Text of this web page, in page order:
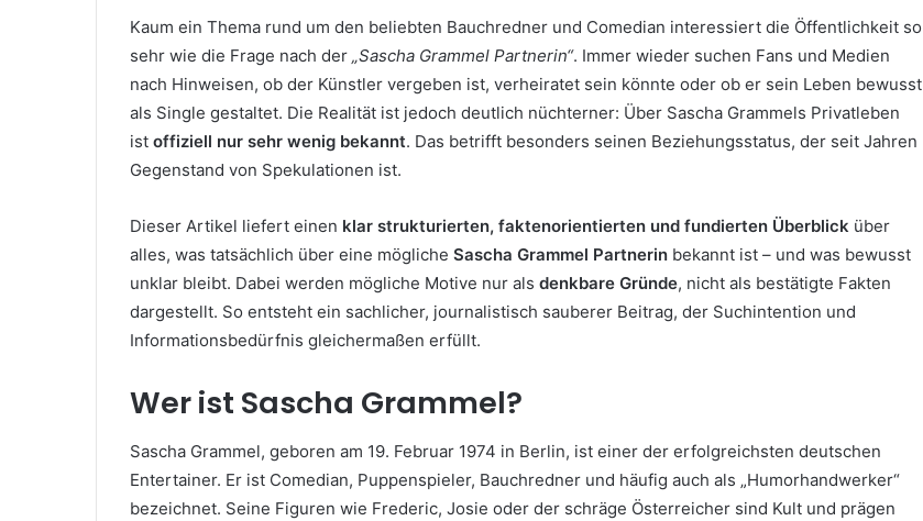
Kaum ein Thema rund um den beliebten Bauchredner und Comedian interessiert die Öffentlichkeit so
sehr wie die Frage nach der „Sascha Grammel Partnerin“. Immer wieder suchen Fans und Medien
nach Hinweisen, ob der Künstler vergeben ist, verheiratet sein könnte oder ob er sein Leben bewusst
als Single gestaltet. Die Realität ist jedoch deutlich nüchterner: Über Sascha Grammels Privatleben
ist offiziell nur sehr wenig bekannt. Das betrifft besonders seinen Beziehungsstatus, der seit Jahren
Gegenstand von Spekulationen ist.
Dieser Artikel liefert einen klar strukturierten, faktenorientierten und fundierten Überblick über
alles, was tatsächlich über eine mögliche Sascha Grammel Partnerin bekannt ist – und was bewusst
unklar bleibt. Dabei werden mögliche Motive nur als denkbare Gründe, nicht als bestätigte Fakten
dargestellt. So entsteht ein sachlicher, journalistisch sauberer Beitrag, der Suchintention und
Informationsbedürfnis gleichermaßen erfüllt.
Wer ist Sascha Grammel?
Sascha Grammel, geboren am 19. Februar 1974 in Berlin, ist einer der erfolgreichsten deutschen
Entertainer. Er ist Comedian, Puppenspieler, Bauchredner und häufig auch als „Humorhandwerker“
bezeichnet. Seine Figuren wie Frederic, Josie oder der schräge Österreicher sind Kult und prägen